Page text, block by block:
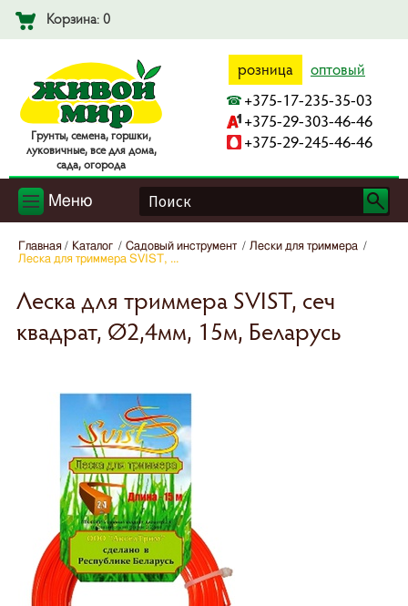
Корзина: 0
Гpyнты, ceмeнa, гopшки,
лyкoвичныe, вce для дoмa,
caдa, oгopoдa
розница оптовый
+375-17-235-35-03
+375-29-303-46-46
+375-29-245-46-46
Меню
Главная Каталог Садовый инструмент
Лески для триммера
Леска для триммера SVIST, ...
Леска для триммера SVIST, сеч
квадрат, Ø2,4мм, 15м, Беларусь